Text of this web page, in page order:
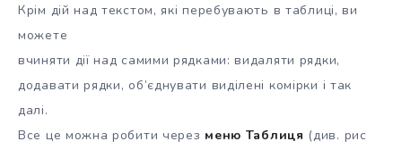
Крім дій над текстом, які перебувають в таблиці, ви
можете
вчиняти дії над самими рядками: видаляти рядки,
додавати рядки, об’єднувати виділені комірки і так
далі.
Все це можна робити через меню Таблиця (див. рис